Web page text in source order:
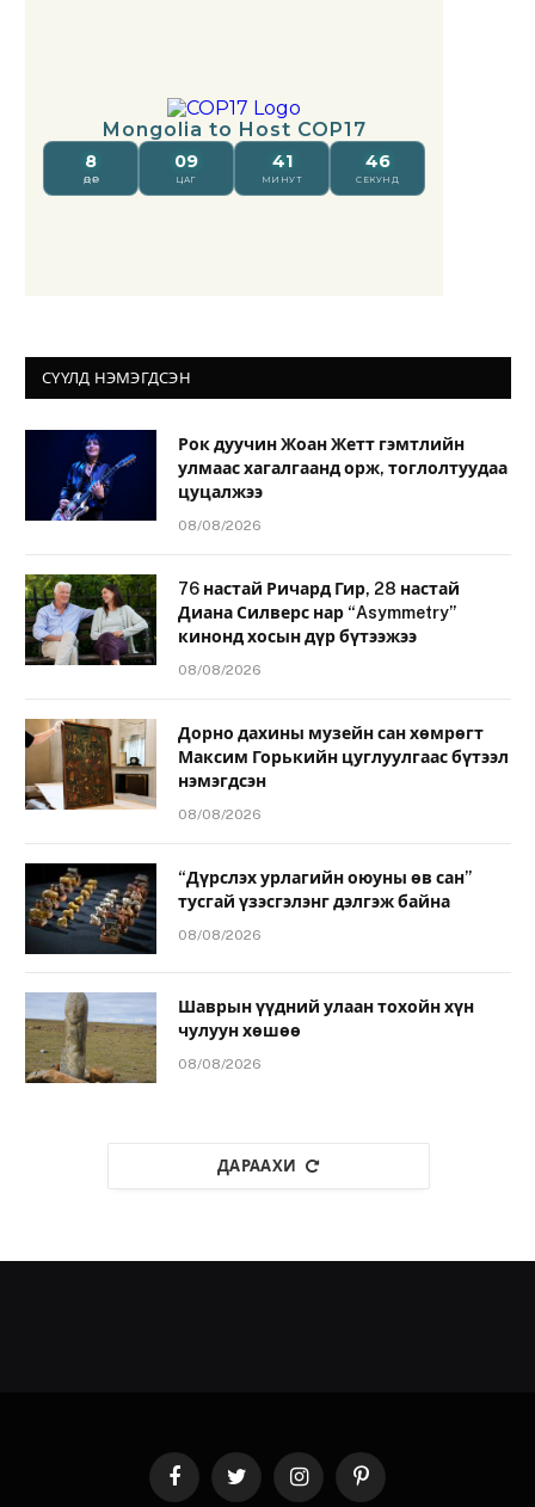
СҮҮЛД НЭМЭГДСЭН
Рок дуучин Жоан Жетт гэмтлийн
улмаас хагалгаанд орж, тоглолтуудаа
цуцалжээ
08/08/2026
76 настай Ричард Гир, 28 настай
Диана Силверс нар “Asymmetry”
кинонд хосын дүр бүтээжээ
08/08/2026
Дорно дахины музейн сан хөмрөгт
Максим Горькийн цуглуулгаас бүтээл
нэмэгдсэн
08/08/2026
“Дүрслэх урлагийн оюуны өв сан”
тусгай үзэсгэлэнг дэлгэж байна
08/08/2026
Шаврын үүдний улаан тохойн хүн
чулуун хөшөө
08/08/2026
ДАРААХИ
FacebookTwitter InstagramPinterest